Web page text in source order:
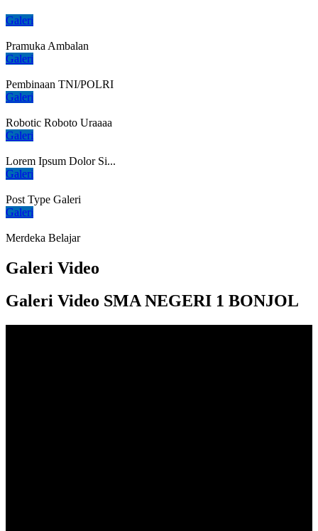
Galeri
Pramuka Ambalan
Galeri
Pembinaan TNI/POLRI
Galeri
Robotic Roboto Uraaaa
Galeri
Lorem Ipsum Dolor Si...
Galeri
Post Type Galeri
Galeri
Merdeka Belajar
Galeri Video
Galeri Video SMA NEGERI 1 BONJOL